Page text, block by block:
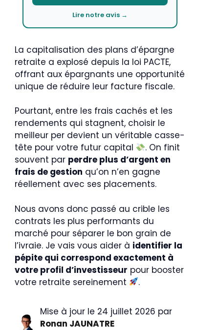
Lire notre avis →
La capitalisation des plans d’épargne
retraite a explosé depuis la loi PACTE,
offrant aux épargnants une opportunité
unique de réduire leur facture fiscale.
Pourtant, entre les frais cachés et les
rendements qui stagnent, choisir le
meilleur per devient un véritable casse-
tête pour votre futur capital
. On finit
souvent par perdre plus d’argent en
frais de gestion qu’on n’en gagne
réellement avec ses placements.
Nous avons donc passé au crible les
contrats les plus performants du
marché pour séparer le bon grain de
l’ivraie. Je vais vous aider à identifier la
pépite qui correspond exactement à
votre profil d’investisseur pour booster
votre retraite sereinement
.
Mise à jour le 24 juillet 2026 par
Ronan JAUNATRE